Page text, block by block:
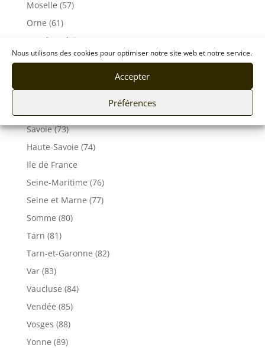
Nous utilisons des cookies pour optimiser notre site web et notre service.
Accepter
Préférences
Moselle (57)
Orne (61)
Pas-de-Calais (62)
Puy De Dôme (63)
Pyrénées-Atlantiques (64)
Rhône (69)
Savoie (73)
Haute-Savoie (74)
Ile de France
Seine-Maritime (76)
Seine et Marne (77)
Somme (80)
Tarn (81)
Tarn-et-Garonne (82)
Var (83)
Vaucluse (84)
Vendée (85)
Vosges (88)
Yonne (89)